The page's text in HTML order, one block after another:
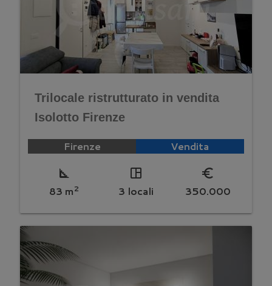
Trilocale ristrutturato in vendita
Isolotto Firenze
Firenze Vendita
square_foot
83 m2
space_dashboard
3 locali
euro_symbol
350.000